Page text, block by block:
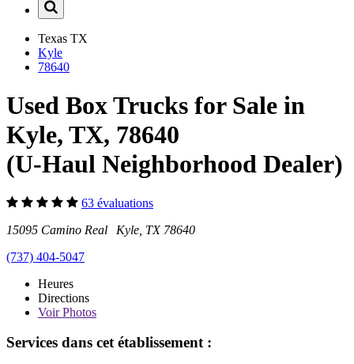
Texas TX
Kyle
78640
Used Box Trucks for Sale in
Kyle, TX, 78640
(U-Haul Neighborhood Dealer)
63 évaluations
15095 Camino Real Kyle, TX 78640
(737) 404-5047
Heures
Directions
VoirPhotos
Services dans cet établissement :